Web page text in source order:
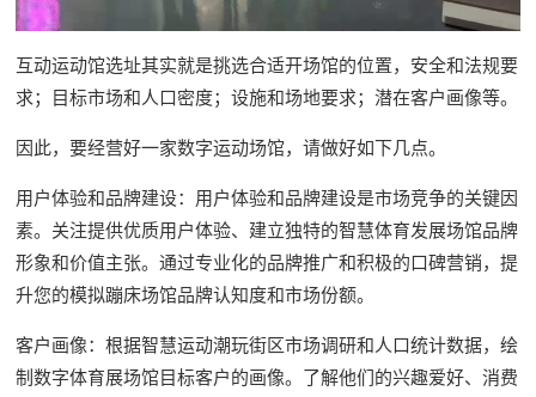
互动运动馆选址其实就是挑选合适开场馆的位置，安全和法规要
求；目标市场和人口密度；设施和场地要求；潜在客户画像等。
因此，要经营好一家数字运动场馆，请做好如下几点。
用户体验和品牌建设：用户体验和品牌建设是市场竞争的关键因
素。关注提供优质用户体验、建立独特的智慧体育发展场馆品牌
形象和价值主张。通过专业化的品牌推广和积极的口碑营销，提
升您的模拟蹦床场馆品牌认知度和市场份额。
客户画像：根据智慧运动潮玩街区市场调研和人口统计数据，绘
制数字体育展场馆目标客户的画像。了解他们的兴趣爱好、消费